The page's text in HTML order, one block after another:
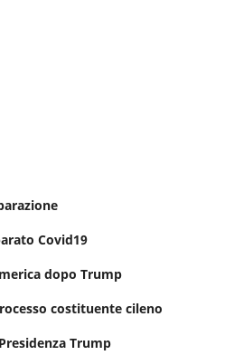
Covid19
dopo Trump
costituente cileno
Trump